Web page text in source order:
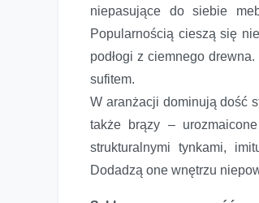
niepasujące do siebie
Popularnością cieszą się
podłogi z ciemnego
sufitem.
W aranżacji dominują dość
także brązy –
strukturalnymi tynkami,
Dodadzą one wnętrzu